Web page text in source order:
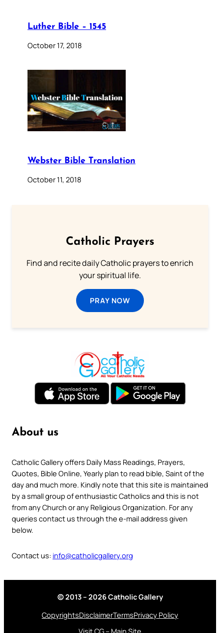
Luther Bible – 1545
October 17, 2018
Webster Bible Translation
October 11, 2018
Catholic Prayers
Find and recite daily Catholic prayers to enrich
your spiritual life.
PRAY NOW
About us
Catholic Gallery offers Daily Mass Readings, Prayers,
Quotes, Bible Online, Yearly plan to read bible, Saint of the
day and much more. Kindly note that this site is maintained
by a small group of enthusiastic Catholics and this is not
from any Church or any Religious Organization. For any
queries contact us through the e-mail address given
below.
Contact us: info@catholicgallery.org
© 2013 – 2026 Catholic Gallery
CopyrightsDisclaimerTermsPrivacy Policy